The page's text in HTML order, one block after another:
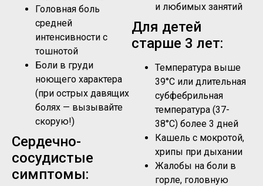
Головная боль
средней
интенсивности с
тошнотой
Боли в груди
ноющего характера
(при острых давящих
болях — вызывайте
скорую!)
Сердечно-
сосудистые
симптомы:
и любимых занятий
Для детей
старше 3 лет:
Температура выше
39°C или длительная
субфебрильная
температура (37-
38°C) более 3 дней
Кашель с мокротой,
хрипы при дыхании
Жалобы на боли в
горле, головную